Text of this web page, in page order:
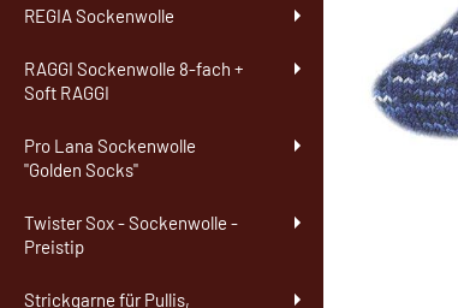
REGIA Sockenwolle
RAGGI Sockenwolle 8-fach +
Soft RAGGI
Pro Lana Sockenwolle
"Golden Socks"
Twister Sox - Sockenwolle -
Preistip
Strickgarne für Pullis,